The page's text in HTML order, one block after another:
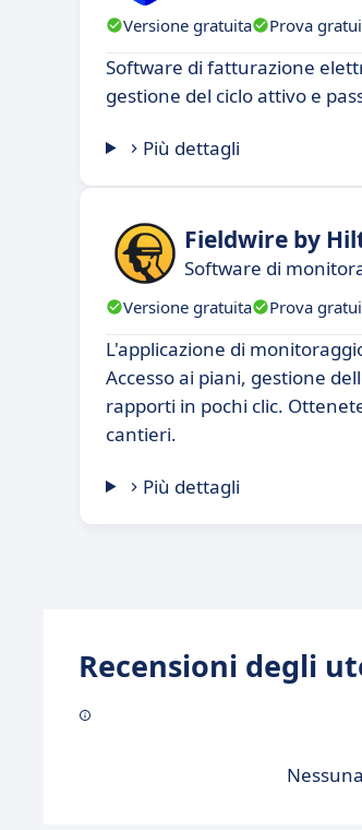
Versione gratuita Prova
Software di fatturazione
gestione del ciclo attivo e
Più dettagli
Fieldwire by
Software di
Versione gratuita Prova
L'applicazione di
Accesso ai piani, gestione
rapporti in pochi clic.
cantieri.
Più dettagli
Recensioni degli